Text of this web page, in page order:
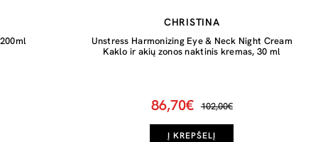
CHRISTINA
Unstress Harmonizing Eye & Neck Night Cream
Kaklo ir akių zonos naktinis kremas, 30 ml
86,70€ 102,00€
Į KREPŠELĮ